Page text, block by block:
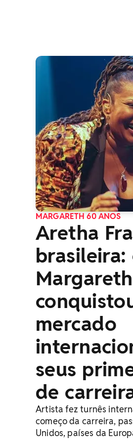
MARGARETH 60 ANOS
Aretha
brasileira:
mercado
seus
de
Artista fez turnês
começo da carreira,
Unidos, países da